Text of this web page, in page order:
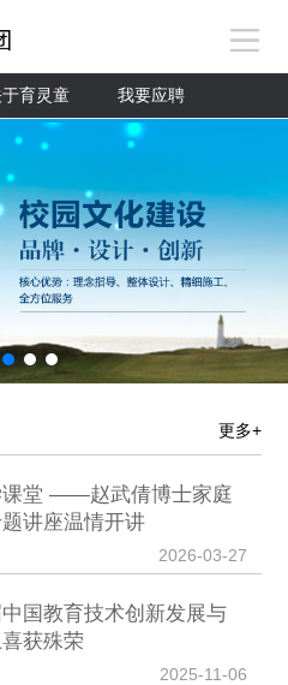
于育灵童 我要应聘
更多+
课堂 ——赵武倩博士家庭
讲座温情开讲
2026-03-27
国教育技术创新发展与
获殊荣
2025-11-06